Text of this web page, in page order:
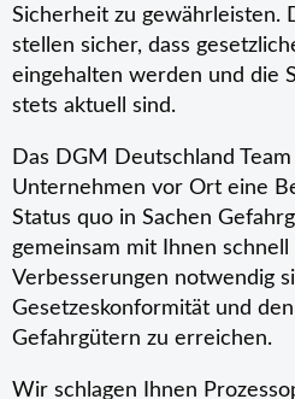
Sicherheit zu gewährleisten.
stellen sicher, dass
eingehalten werden und die
stets aktuell sind.
Das DGM Deutschland
Unternehmen vor Ort eine
Status quo in Sachen
gemeinsam mit Ihnen
Verbesserungen notwendig
Gesetzeskonformität und
Gefahrgütern zu erreichen.
Wir schlagen Ihnen